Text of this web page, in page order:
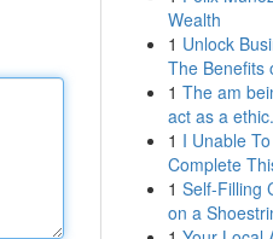
Wealth
1 Unlock
The Benefits
1 The am
act as a
1 I Unable
Complete
1 Self-Filling
on a